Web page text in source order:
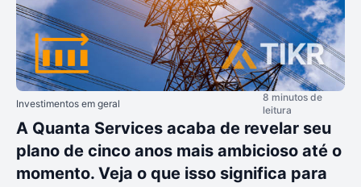
Investimentos em geral
8 minutos de
leitura
A Quanta Services acaba de revelar seu
plano de cinco anos mais ambicioso até o
momento. Veja o que isso significa para